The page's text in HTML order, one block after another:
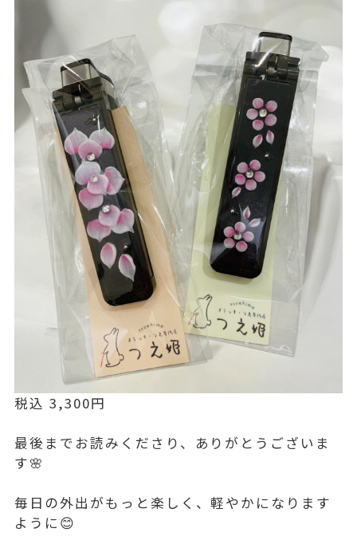
税込 3,300円
最後までお読みくださり、ありがとうございま
す🌸
毎日の外出がもっと楽しく、軽やかになります
ように😊